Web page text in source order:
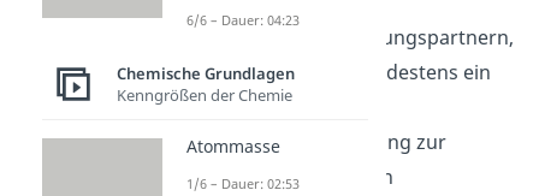
Das gelingt den Bindungspartnern,
indem sie jeweils mindestens ein
Elektron für die
Elektronenpaarbindung zur
Verfügung stellen. Ein
6/6 – Dauer: 04:23
Chemische Grundlagen
Kenngrößen der Chemie
Atommasse
1/6 – Dauer: 02:53